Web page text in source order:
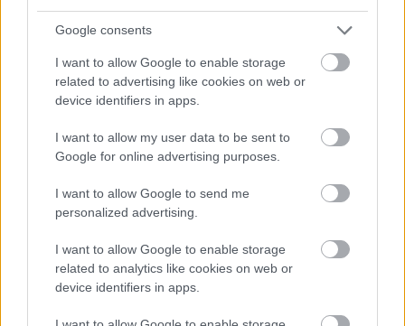
Google consents
I want to allow Google to enable storage
related to advertising like cookies on web or
device identifiers in apps.
I want to allow my user data to be sent to
Google for online advertising purposes.
I want to allow Google to send me
personalized advertising.
I want to allow Google to enable storage
related to analytics like cookies on web or
device identifiers in apps.
Môj dom 07-08/2026